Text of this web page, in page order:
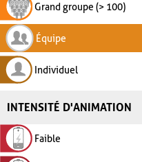
Grand groupe (> 100)
Équipe
Individuel
INTENSITÉ D'ANIMATION
Faible